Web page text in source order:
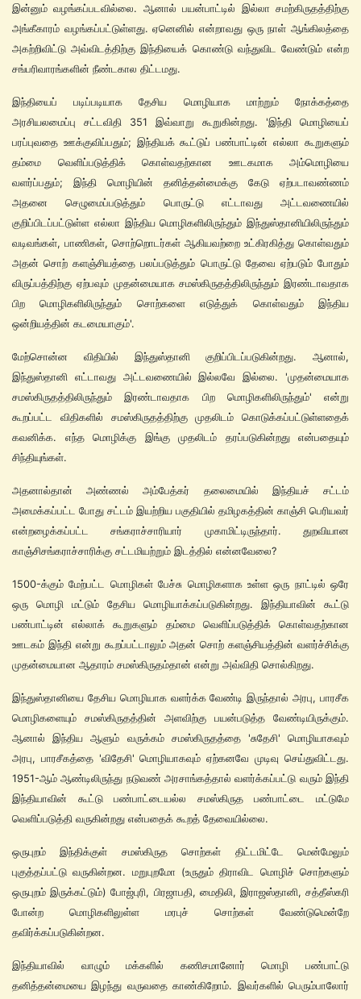
இன்னும் வழங்கப்படவில்லை. ஆனால் பயன்பாட்டில் இல்லா சமற்கிருதத்திற்கு
அங்கீகாரம் வழங்கப்பட்டுள்ளது. ஏனெனில் என்றாவது ஒரு நாள் ஆங்கிலத்தை
அகற்றிவிட்டு அவ்விடத்திற்கு இந்தியைக் கொண்டு வந்துவிட வேண்டும் என்ற
சங்பரிவாரங்களின் நீண்டகால திட்டமது.
இந்தியைப் படிப்படியாக தேசிய மொழியாக மாற்றும் நோக்கத்தை
அரசியலமைப்பு சட்டவிதி 351 இவ்வாறு கூறுகின்றது. 'இந்தி மொழியைப்
பரப்புவதை ஊக்குவிப்பதும்; இந்தியக் கூட்டுப் பண்பாட்டின் எல்லா கூறுகளும்
தம்மை வெளிப்படுத்திக் கொள்வதற்கான ஊடகமாக அம்மொழியை
வளர்ப்பதும்; இந்தி மொழியின் தனித்தன்மைக்கு கேடு ஏற்படாவண்ணம்
அதனை செழுமைப்படுத்தும் பொருட்டு எட்டாவது அட்டவணையில்
குறிப்பிடப்பட்டுள்ள எல்லா இந்திய மொழிகளிலிருந்தும் இந்துஸ்தானியிலிருந்தும்
வடிவங்கள், பாணிகள், சொற்றொடர்கள் ஆகியவற்றை உட்கிரகித்து கொள்வதும்
அதன் சொற் களஞ்சியத்தை பலப்படுத்தும் பொருட்டு தேவை ஏற்படும் போதும்
விருப்பத்திற்கு ஏற்பவும் முதன்மையாக சமஸ்கிருதத்திலிருந்தும் இரண்டாவதாக
பிற மொழிகளிலிருந்தும் சொற்களை எடுத்துக் கொள்வதும் இந்திய
ஒன்றியத்தின் கடமையாகும்'.
மேற்சொன்ன விதியில் இந்துஸ்தானி குறிப்பிடப்படுகின்றது. ஆனால்,
இந்துஸ்தானி எட்டாவது அட்டவணையில் இல்லவே இல்லை. 'முதன்மையாக
சமஸ்கிருதத்திலிருந்தும் இரண்டாவதாக பிற மொழிகளிலிருந்தும்' என்று
கூறப்பட்ட விதிகளில் சமஸ்கிருதத்திற்கு முதலிடம் கொடுக்கப்பட்டுள்ளதைக்
கவனிக்க. எந்த மொழிக்கு இங்கு முதலிடம் தரப்படுகின்றது என்பதையும்
சிந்தியுங்கள்.
அதனால்தான் அண்ணல் அம்பேத்கர் தலைமையில் இந்தியச் சட்டம்
அமைக்கப்பட்ட போது சட்டம் இயற்றிய பகுதியில் தமிழகத்தின் காஞ்சி பெரியவர்
என்றழைக்கப்பட்ட சங்கராச்சாரியார் முகாமிட்டிருந்தார். துறவியான
காஞ்சிசங்கராச்சாரிக்கு சட்டமியற்றும் இடத்தில் என்னவேலை?
1500-க்கும் மேற்பட்ட மொழிகள் பேச்சு மொழிகளாக உள்ள ஒரு நாட்டில் ஒரே
ஒரு மொழி மட்டும் தேசிய மொழியாக்கப்படுகின்றது. இந்தியாவின் கூட்டு
பண்பாட்டின் எல்லாக் கூறுகளும் தம்மை வெளிப்படுத்திக் கொள்வதற்கான
ஊடகம் இந்தி என்று கூறப்பட்டாலும் அதன் சொற் களஞ்சியத்தின் வளர்ச்சிக்கு
முதன்மையான ஆதாரம் சமஸ்கிருதம்தான் என்று அவ்விதி சொல்கிறது.
இந்துஸ்தானியை தேசிய மொழியாக வளர்க்க வேண்டி இருந்தால் அரபு, பாரசீக
மொழிகளையும் சமஸ்கிருதத்தின் அளவிற்கு பயன்படுத்த வேண்டியிருக்கும்.
ஆனால் இந்திய ஆளும் வருக்கம் சமஸ்கிருதத்தை 'சுதேசி' மொழியாகவும்
அரபு, பாரசீகத்தை 'விதேசி' மொழியாகவும் ஏற்கனவே முடிவு செய்துவிட்டது.
1951-ஆம் ஆண்டிலிருந்து நடுவண் அரசாங்கத்தால் வளர்க்கப்பட்டு வரும் இந்தி
இந்தியாவின் கூட்டு பண்பாட்டையல்ல சமஸ்கிருத பண்பாட்டை மட்டுமே
வெளிப்படுத்தி வருகின்றது என்பதைக் கூறத் தேவையில்லை.
ஒருபுறம் இந்திக்குள் சமஸ்கிருத சொற்கள் திட்டமிட்டே மென்மேலும்
புகுத்தப்பட்டு வருகின்றன. மறுபுறமோ (உருதும் திராவிட மொழிச் சொற்களும்
ஒருபுறம் இருக்கட்டும்) போஜ்புரி, பிரஜாபதி, மைதிலி, இராஜஸ்தானி, சத்தீஸ்கரி
போன்ற மொழிகளிலுள்ள மரபுச் சொற்கள் வேண்டுமென்றே
தவிர்க்கப்படுகின்றன.
இந்தியாவில் வாழும் மக்களில் கணிசமானோர் மொழி பண்பாட்டு
தனித்தன்மையை இழந்து வருவதை காண்கிறோம். இவர்களில் பெரும்பாலோர்